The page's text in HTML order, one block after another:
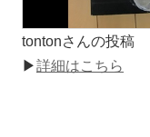
tontonさんの投稿
▶詳細はこちら